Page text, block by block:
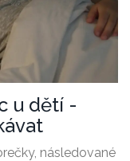
u dětí -
následované